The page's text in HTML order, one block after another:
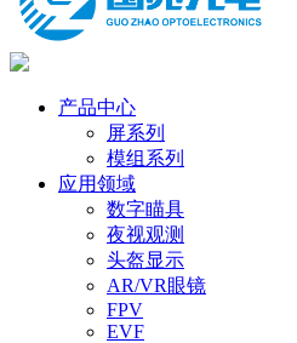
产品中心
屏系列
模组系列
应用领域
数字瞄具
夜视观测
头盔显示
AR/VR眼镜
FPV
EVF